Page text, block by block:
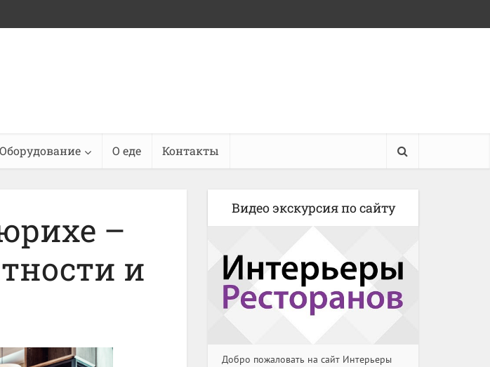
Оборудование О еде Контакты
–
и
Видео экскурсия по сайту
Добро пожаловать на сайт Интерьеры